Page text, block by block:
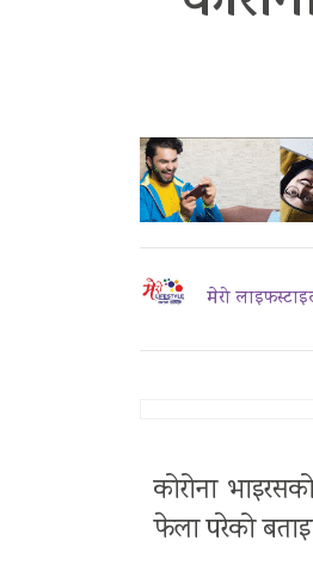
मेरो
कोरोना
फेला परेको